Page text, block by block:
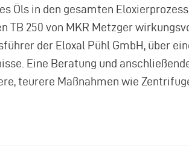
Öls in den gesamten Eloxierprozess
250 von MKR Metzger
der Eloxal Pühl GmbH, über
Eine Beratung und
teurere Maßnahmen wie